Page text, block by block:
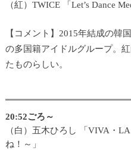
（紅）TWICE 「Let’s Dance
【コメント】2015年結成の韓
の多国籍アイドルグループ。
たものらしい。
20:52ごろ～
（白）五木ひろし 「VIVA・
ね！～」